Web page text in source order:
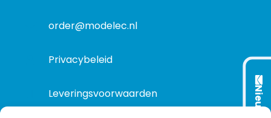
order@modelec.nl
Privacybeleid
Leveringsvoorwaarden